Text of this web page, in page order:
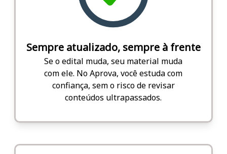
Sempre atualizado, sempre à frente
Se o edital muda, seu material muda
com ele. No Aprova, você estuda com
confiança, sem o risco de revisar
conteúdos ultrapassados.